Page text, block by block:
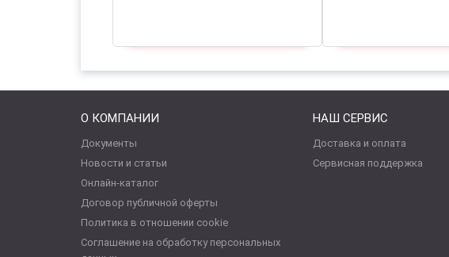
О КОМПАНИИ
Документы
Новости и статьи
Онлайн-каталог
Договор публичной оферты
Политика в отношении cookie
Соглашение на обработку персональных
НАШ СЕРВИС
Доставка и оплата
Сервисная поддержка